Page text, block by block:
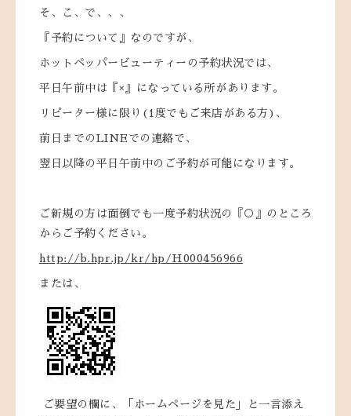
そ、こ、で、、、
『予約について』なのですが、
ホットペッパービューティーの予約状況では、
平日午前中は『×』になっている所があります。
リピーター様に限り(1度でもご来店がある方)、
前日までのLINEでの連絡で、
翌日以降の平日午前中のご予約が可能になります。
ご新規の方は面倒でも一度予約状況の『○』のところ
からご予約ください。
http://b.hpr.jp/kr/hp/H000456966
または、
ご要望の欄に、「ホームページを見た」と一言添え